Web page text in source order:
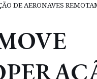
DE AERONAVES